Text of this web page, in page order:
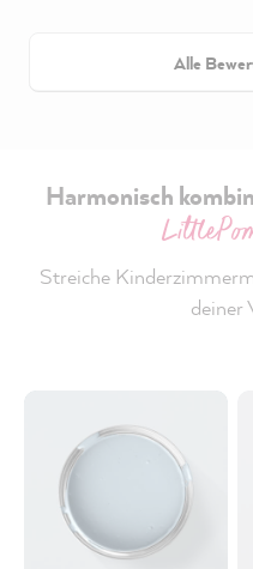
Alle
Harmonisch
Streiche
deiner